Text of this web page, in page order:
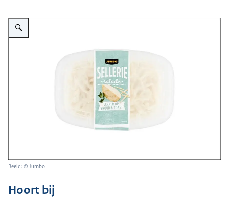
Vergroot afbeelding Jumbo Salade Sellerie
Beeld: © Jumbo
Hoort bij